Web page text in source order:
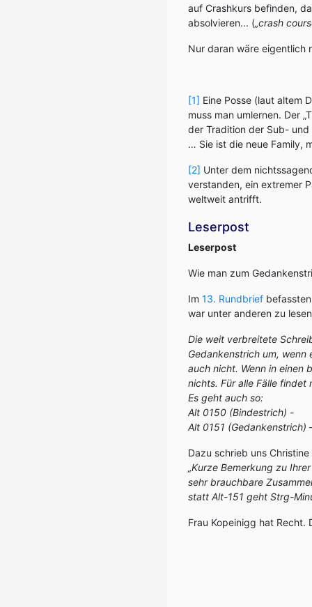
auf Crashkurs befinden,
absolvieren... („crash
Nur daran wäre eigentlich
[1] Eine Posse (laut altem
muss man umlernen. Der
der Tradition der Sub-
… Sie ist die neue Family,
[2] Unter dem
verstanden, ein extremer
weltweit antrifft.
Leserpost
Leserpost
Wie man zum
Im 13. Rundbrief
war unter anderen zu
Die weit verbreitete
Gedankenstrich um, wenn
auch nicht. Wenn in einen
nichts. Für alle Fälle findet
Es geht auch so:
Alt 0150 (Bindestrich) -
Alt 0151 (Gedankenstrich)
Dazu schrieb uns
„Kurze Bemerkung zu
sehr brauchbare
statt Alt-151 geht Strg-
Frau Kopeinigg hat Recht.